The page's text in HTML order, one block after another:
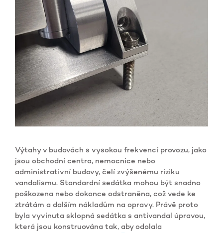
Výtahy v budovách s vysokou frekvencí provozu, jako
jsou obchodní centra, nemocnice nebo
administrativní budovy, čelí zvýšenému riziku
vandalismu. Standardní sedátka mohou být snadno
poškozena nebo dokonce odstraněna, což vede ke
ztrátám a dalším nákladům na opravy. Právě proto
byla vyvinuta sklopná sedátka s antivandal úpravou,
která jsou konstruována tak, aby odolala